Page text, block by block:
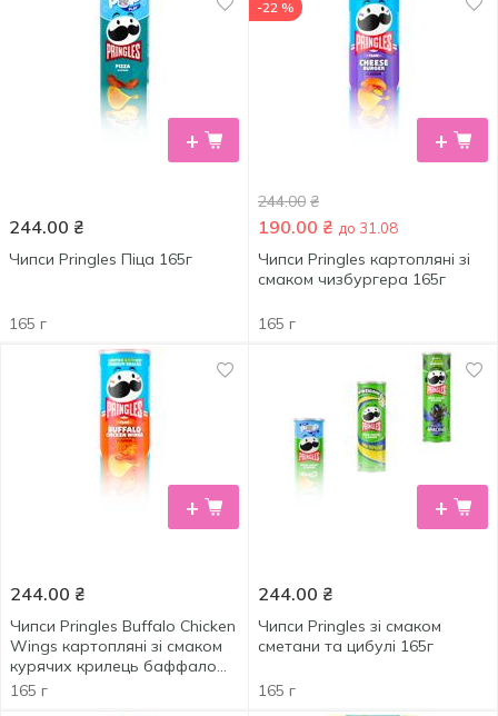
+
244.00 ₴
Чипси Pringles Піца 165г
165 г
+
-22 %
244.00 ₴
190.00 ₴ до 31.08
Чипси Pringles картопляні зі
смаком чизбургера 165г
165 г
+
244.00 ₴
Чипси Pringles Buffalo Chicken
Wings картопляні зі смаком
курячих крилець баффало
165г
165 г
+
244.00 ₴
Чипси Pringles зі смаком
сметани та цибулі 165г
165 г